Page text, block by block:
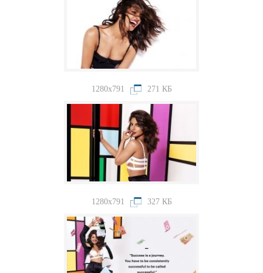
1280x791 271 КБ
1280x791 327 КБ